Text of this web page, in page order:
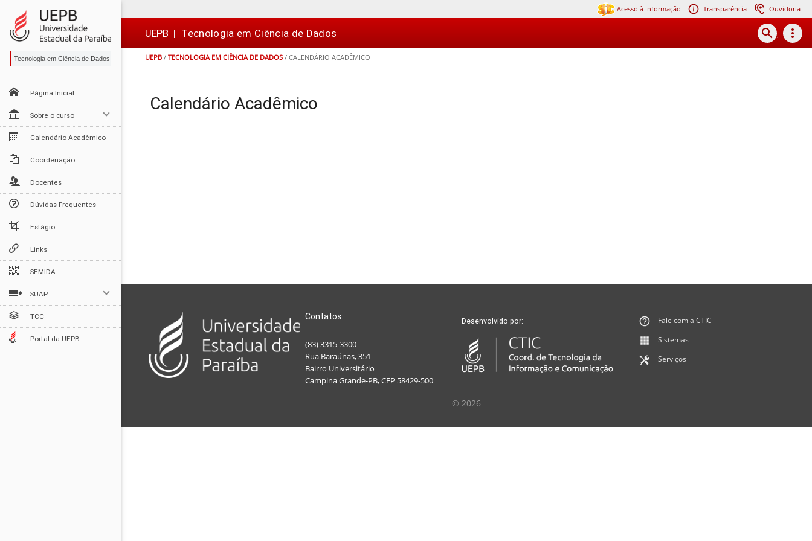
para
conteúdo
para
menu
para
busca
para
rodapé

Acesso à Informação Transparência Ouvidoria
UEPB | Tecnologia em Ciência de Dados search more_vert
UEPB / TECNOLOGIA EM CIÊNCIA DE DADOS / CALENDÁRIO ACADÊMICO
Tecnologia em Ciência de Dados
Página Inicial
Sobre o curso
Calendário Acadêmico
Coordenação
Docentes
Dúvidas Frequentes
Estágio
Links
SEMIDA
SUAP
TCC
Portal da UEPB
Calendário Acadêmico
Contatos:
(83) 3315-3300
Rua Baraúnas, 351
Bairro Universitário
Campina Grande-PB, CEP 58429-500
Desenvolvido por:
Fale com a CTIC
Sistemas
Serviços
© 2026